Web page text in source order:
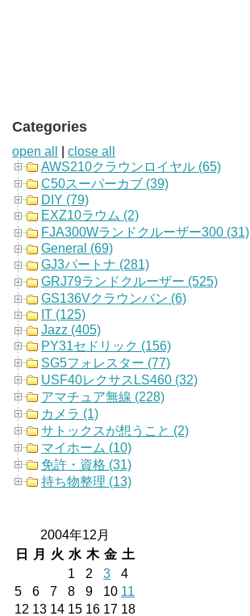
Categories
open all
close all
AWS210クラウンロイヤル (65)
C50スーパーカブ (39)
DIY (79)
EXZ10ラウム (2)
FJA300Wランドクルーザー300 (31)
General (69)
GJ3パートナ (281)
GRJ79ランドクルーザー (525)
GS136Vクラウンバン (6)
IT (125)
Jazz (405)
PY31セドリック (156)
SG5フォレスター (77)
USF40レクサスLS460 (32)
アマチュア無線 (228)
カメラ (1)
サトックスが想うこと (2)
マイホーム (10)
免許・資格 (31)
持ち物整理 (13)
2004年12月
日
月 火 水 木 金 土
1
2 3
4
5
6 7 8 9 10 11
12 13 14 15 16 17 18